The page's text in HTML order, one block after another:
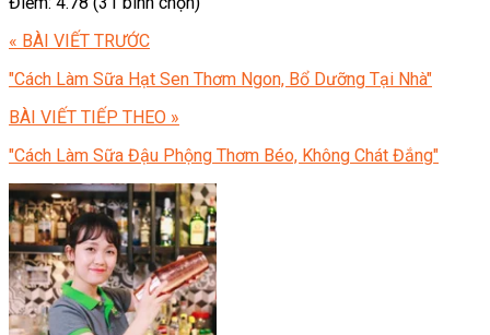
« BÀI VIẾT TRƯỚC
"Cách Làm Sữa Hạt Sen Thơm Ngon, Bổ Dưỡng Tại Nhà"
BÀI VIẾT TIẾP THEO »
"Cách Làm Sữa Đậu Phộng Thơm Béo, Không Chát Đắng"